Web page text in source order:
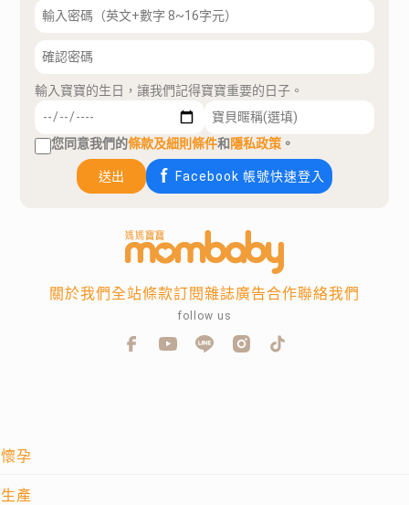
輸入寶寶的生日，讓我們記得寶寶重要的日子。
您同意我們的條款及細則條件和隱私政策 。
送出 Facebook 帳號快速登入
懷孕
生產
關於我們全站條款訂閱雜誌廣告合作聯絡我們
follow us